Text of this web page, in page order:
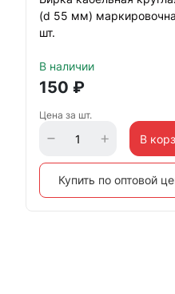
(d 55 мм)
шт.
В наличии
150 ₽
Цена за шт.
В
Купить по оптовой